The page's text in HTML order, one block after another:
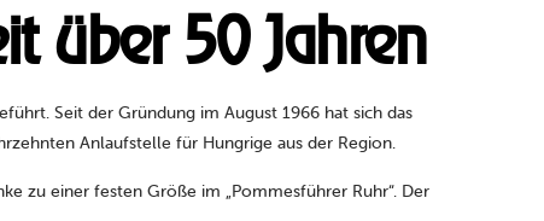
über 50 Jahren
Seit der Gründung im August 1966 hat sich das
Anlaufstelle für Hungrige aus der Region.
zu einer festen Größe im „Pommesführer Ruhr“. Der